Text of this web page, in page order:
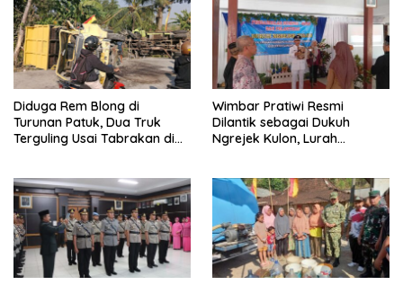
Diduga Rem Blong di
Turunan Patuk, Dua Truk
Terguling Usai Tabrakan di
Wimbar Pratiwi Resmi
Dilantik sebagai Dukuh
Ngrejek Kulon, Lurah
Warga